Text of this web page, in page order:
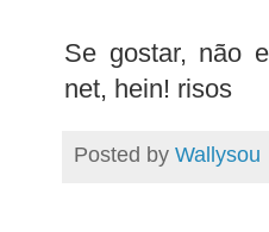
Se gostar, não
net, hein! risos
Posted by Wallysou